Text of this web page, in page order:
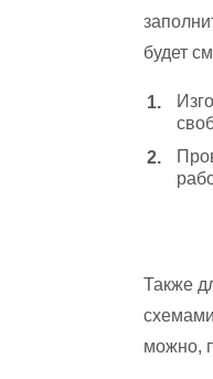
будет
Также
можно,